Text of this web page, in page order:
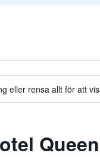
eller rensa allt för att